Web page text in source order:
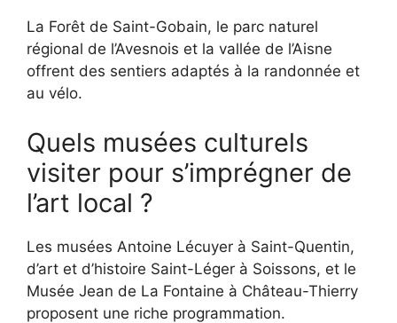
La Forêt de Saint-Gobain, le parc naturel
régional de l’Avesnois et la vallée de l’Aisne
offrent des sentiers adaptés à la randonnée et
au vélo.
Quels musées culturels
visiter pour s’imprégner de
l’art local ?
Les musées Antoine Lécuyer à Saint-Quentin,
d’art et d’histoire Saint-Léger à Soissons, et le
Musée Jean de La Fontaine à Château-Thierry
proposent une riche programmation.